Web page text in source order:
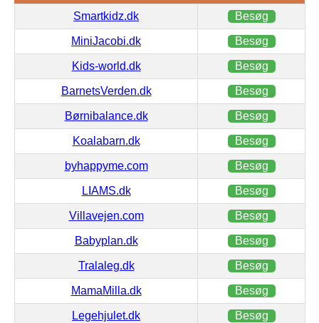
Smartkidz.dk Besøg
MiniJacobi.dk Besøg
Kids-world.dk Besøg
BarnetsVerden.dk Besøg
Børnibalance.dk Besøg
Koalabarn.dk Besøg
byhappyme.com Besøg
LIAMS.dk Besøg
Villavejen.com Besøg
Babyplan.dk Besøg
Tralaleg.dk Besøg
MamaMilla.dk Besøg
Legehjulet.dk Besøg